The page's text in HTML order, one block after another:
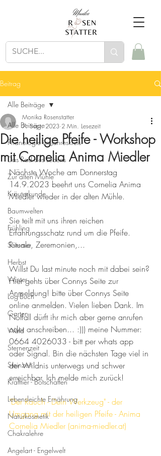
Beitrag
Alle Beiträge
Phänologie im Jahreskreis
Das Rad des Lebens
Zur alten Mühle
Kräuterkunde
Baumwelten
Frühling
Sommer
Herbst
Winter
Log-Buch
Garten
Wald
Sternenzeit
Steinzeit
Krafttier - Botschaften
Lebensleichte Ernährung
Naturkosmetik
Chakralehre
Angelart - Engelwelt
Alle Beiträge
Die heilige Pfeife - Workshop
mit Cornelia Anima Miedler
Monika Rosenstatter
7. Sept. 2023 2 Min. Lesezeit
Nächste Woche am Donnerstag
14.9.2023 beehrt uns Cornelia Anima
Miedler wieder in der alten Mühle.
Sie teilt mit uns ihren reichen
Erfahrungsschatz rund um die Pfeife.
Rituale, Zeremonien,...
Willst Du last minute noch mit dabei sein?
Hier gehts über Connys Seite zur
Anmeldung! bitte über Connys Seite
online anmelden. Vielen lieben Dank. Im
Notfall dürft ihr mich aber gerne anrufen
oder anschreiben... :))) meine Nummer:
0664 4026033 - bitt per whats app
oder Signal. Bin die nächsten Tage viel in
der Wildnis unterwegs und schwer
erreichbar. Ich melde mich zurück!
"Der Rauch - Dein Werkzeug" - der
Umgang mit der heiligen Pfeife - Anima
Cornelia Miedler (anima-miedler.at)